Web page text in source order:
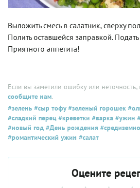
Выложить смесь в салатник, сверху
Полить оставшейся заправкой. Подать
Приятного аппетита!
Если вы заметили ошибку или неточность,
сообщите нам.
#зелень #сыр тофу#зеленый горошек
#сладкий перец #креветки #варка #ужин
#новый год #День рождения
#романтический ужин #салат
Оцените